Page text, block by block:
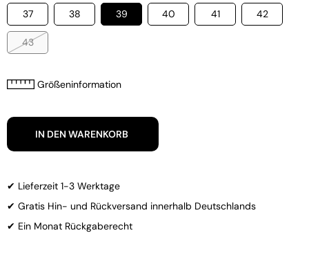
37 38 39 40 41 42
43
Größeninformation
IN DEN WARENKORB
✔ Lieferzeit 1-3 Werktage
✔ Gratis Hin- und Rückversand innerhalb Deutschlands
✔ Ein Monat Rückgaberecht